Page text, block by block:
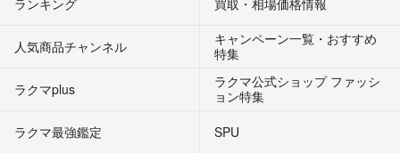
ランキング 買取・相場価格情報
人気商品チャンネル
キャンペーン一覧・おすすめ
特集
ラクマplus
ラクマ公式ショップ ファッシ
ョン特集
ラクマ最強鑑定
SPU